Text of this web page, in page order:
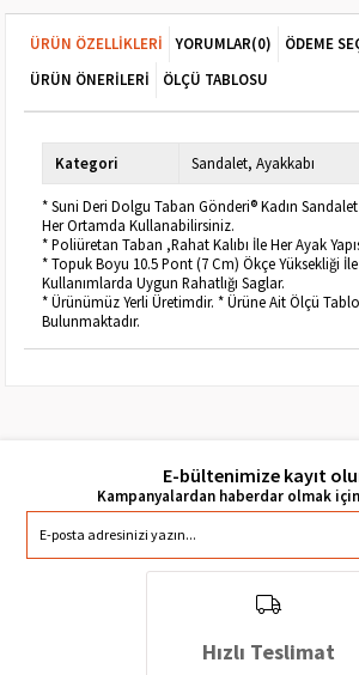
ÜRÜN ÖZELLIKLERI YORUMLAR(0)
ÖDEME
ÜRÜN ÖNERILERI
ÖLÇÜ TABLOSU
Kategori Sandalet Ayakkabı
* Suni Deri Dolgu Taban Gönderi® Kadın
Her Ortamda Kullanabilirsiniz.
* Poliüretan Taban ,Rahat Kalıbı İle Her Ayak
* Topuk Boyu 10.5 Pont (7 Cm) Ökçe Yüksekliği
Kullanımlarda Uygun Rahatlığı Saglar.
* Ürünümüz Yerli Üretimdir. * Ürüne Ait Ölçü
Bulunmaktadır.
E-bültenimize kayıt
Hızlı Teslimat